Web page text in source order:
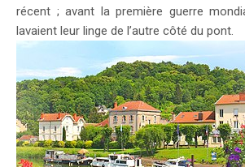
récent ; avant la première guerre
lavaient leur linge de l’autre côté du pont.